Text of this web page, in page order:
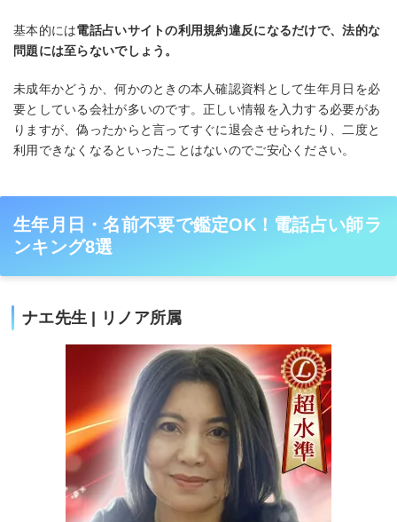
基本的には電話占いサイトの利用規約違反になるだけで、法的な
問題には至らないでしょう。
未成年かどうか、何かのときの本人確認資料として生年月日を必
要としている会社が多いのです。正しい情報を入力する必要があ
りますが、偽ったからと言ってすぐに退会させられたり、二度と
利用できなくなるといったことはないのでご安心ください。
生年月日・名前不要で鑑定OK！電話占い師ラ
ンキング8選
ナエ先生 | リノア所属